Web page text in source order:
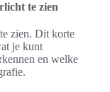
te zien
zien. Dit korte
je kunt
en welke